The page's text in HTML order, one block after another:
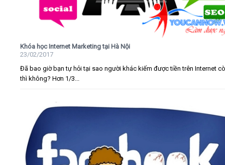
Khóa học Internet Marketing tại Hà Nội
23/02/2017
Đã bao giờ bạn tự hỏi tại sao người khác kiếm được tiền trên Internet
thì không? Hơn 1/3...